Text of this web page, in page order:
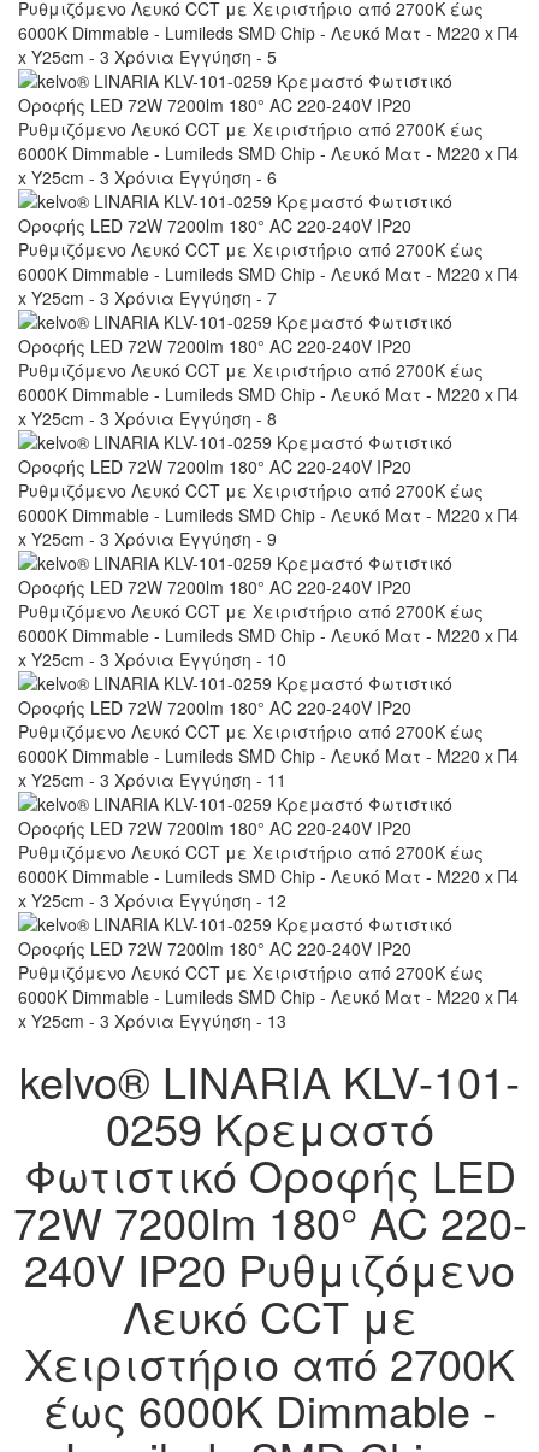
kelvo® LINARIA KLV-101-
0259 Κρεμαστό
Φωτιστικό Οροφής LED
72W 7200lm 180° AC 220-
240V IP20 Ρυθμιζόμενο
Λευκό CCT με
Χειριστήριο από 2700K
έως 6000K Dimmable -